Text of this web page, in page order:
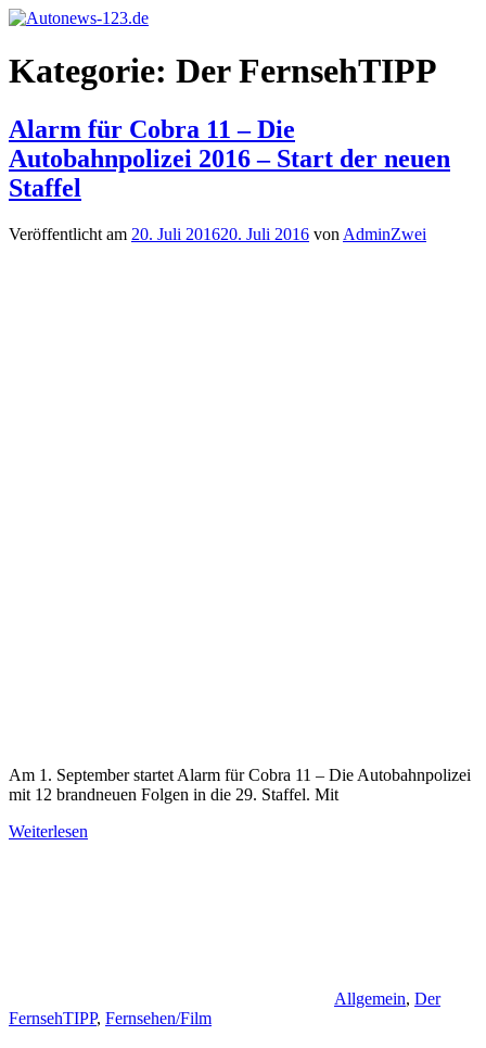
Zum
springen
123.de
mit
Kategorie: Der FernsehTIPP
Alarm für Cobra 11 – Die
Autobahnpolizei 2016 – Start der neuen
Staffel
Veröffentlicht am 20. Juli 201620. Juli 2016 von AdminZwei
Am 1. September startet Alarm für Cobra 11 – Die Autobahnpolizei
mit 12 brandneuen Folgen in die 29. Staffel. Mit
Weiterlesen
Allgemein, Der
FernsehTIPP, Fernsehen/Film